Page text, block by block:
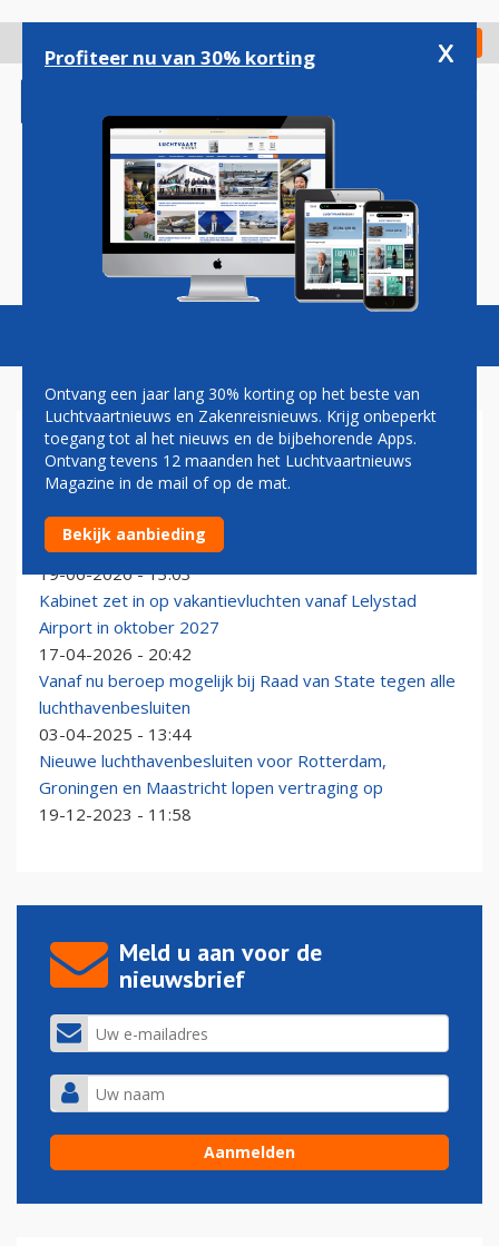
gaan
Check in
Magazine Podcasts Vacatures
LUCHTHAVENBESLUIT
Vier leden Maatschappelijke Raad Schiphol trekken zich
uit protest terug
19-06-2026 - 13:03
Kabinet zet in op vakantievluchten vanaf Lelystad
Airport in oktober 2027
17-04-2026 - 20:42
Vanaf nu beroep mogelijk bij Raad van State tegen alle
luchthavenbesluiten
03-04-2025 - 13:44
Nieuwe luchthavenbesluiten voor Rotterdam,
Groningen en Maastricht lopen vertraging op
19-12-2023 - 11:58
Meld u aan voor de
nieuwsbrief
Profiteer nu van 30% korting x
Ontvang een jaar lang 30% korting op het beste van
Luchtvaartnieuws en Zakenreisnieuws. Krijg onbeperkt
toegang tot al het nieuws en de bijbehorende Apps.
Ontvang tevens 12 maanden het Luchtvaartnieuws
Magazine in de mail of op de mat.
Bekijk aanbieding